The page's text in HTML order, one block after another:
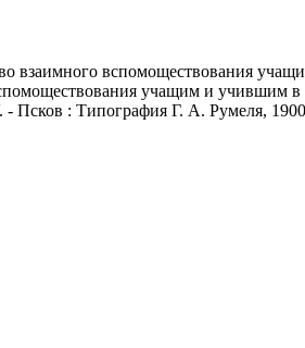
взаимного вспомоществования
учащим и учившим в
Псков : Типография Г. А. Румеля,